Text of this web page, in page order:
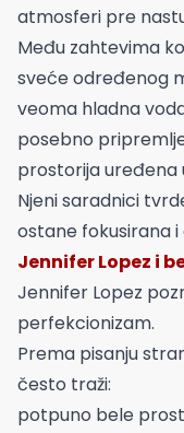
atmosferi pre
Među zahtevima
sveće određenog
veoma hladna
posebno
prostorija uređena
Njeni saradnici
ostane fokusirana i
Jennifer Lopez i
Jennifer Lopez
perfekcionizam.
Prema pisanju
često traži:
potpuno bele